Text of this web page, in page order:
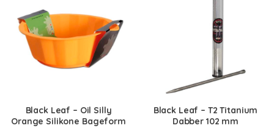
Black Leaf – Oil Silly
Orange Silikone Bageform
Black Leaf – T2 Titanium
Dabber 102 mm